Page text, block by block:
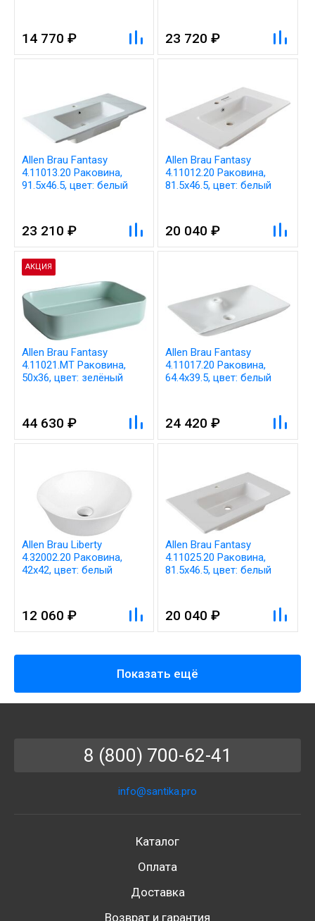
14 770 ₽ 23 720 ₽
Allen Brau Fantasy
4.11013.20 Раковина,
91.5x46.5, цвет: белый
23 210 ₽
Allen Brau Fantasy
4.11012.20 Раковина,
81.5x46.5, цвет: белый
20 040 ₽
АКЦИЯ
Allen Brau Fantasy
4.11021.MT Раковина,
50x36, цвет: зелёный
44 630 ₽
Allen Brau Fantasy
4.11017.20 Раковина,
64.4x39.5, цвет: белый
24 420 ₽
Allen Brau Liberty
4.32002.20 Раковина,
42x42, цвет: белый
12 060 ₽
Allen Brau Fantasy
4.11025.20 Раковина,
81.5x46.5, цвет: белый
20 040 ₽
Показать ещё
8 (800) 700-62-41
info@santika.pro
Каталог
Оплата
Доставка
Возврат и гарантия